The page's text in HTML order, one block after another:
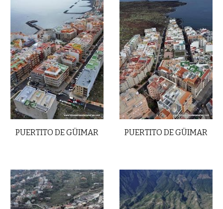
PUERTITO DE GÜIMAR PUERTITO DE GÜIMAR